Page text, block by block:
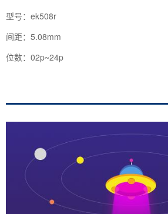
型号：ek508r
间距：5.08mm
位数：02p~24p